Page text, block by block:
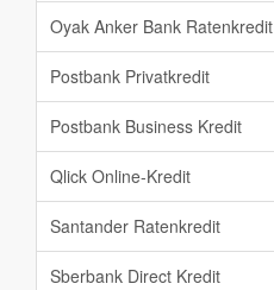
Oyak Anker Bank Ratenkredit
Postbank Privatkredit
Postbank Business Kredit
Qlick Online-Kredit
Santander Ratenkredit
Sberbank Direct Kredit